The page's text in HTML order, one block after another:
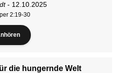
- 12.10.2025
2:19-30
die hungernde Welt